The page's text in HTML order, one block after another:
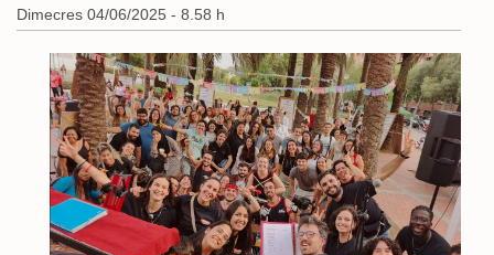
Dimecres 04/06/2025 - 8.58 h